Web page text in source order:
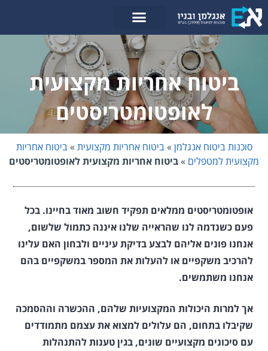
לתוכן
ביטוח אחריות מקצועית
לאופטומטריסטים
סוכנות ביטוח אנגלמן »ביטוח אחריות מקצועית »ביטוח אחריות
מקצועית למטפלים »ביטוח אחריות מקצועית לאופטומטריסטים
אופטומטריסטים ממלאים תפקיד חשוב מאוד בחיינו. בכל
פעם כשנדמה לנו שהראייה שלנו איננה כתמול שלשום,
אנחנו פונים אליהם לבצע בדיקת עיניים ולבחון האם עלינו
להרכיב משקפיים או להעלות את המספר במשקפיים בהם
אנחנו משתמשים.
אך למרות היכולות המקצועיות שלהם, ההכשרה וההסמכה
שקיבלו בתחום, הם עלולים למצוא את עצמם מתמודדים
עם סיכונים מקצועיים שונים, בגין טענות להתנהלות